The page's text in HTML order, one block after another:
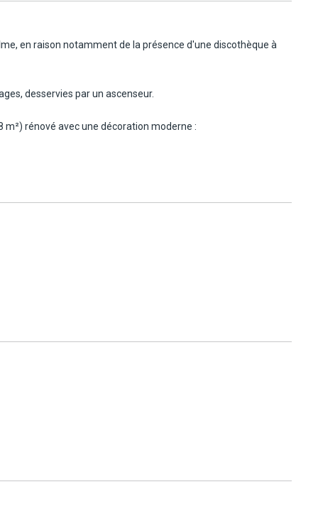
en raison notamment de la présence d'une discothèque à
desservies par un ascenseur.
rénové avec une décoration moderne :